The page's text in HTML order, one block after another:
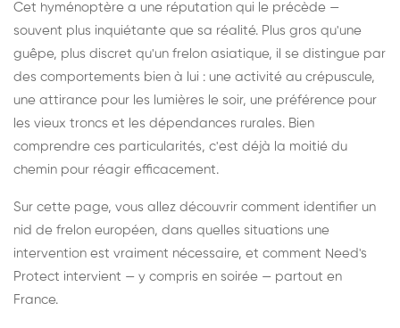
Cet hyménoptère a une réputation qui le précède —
souvent plus inquiétante que sa réalité. Plus gros qu'une
guêpe, plus discret qu'un frelon asiatique, il se distingue par
des comportements bien à lui : une activité au crépuscule,
une attirance pour les lumières le soir, une préférence pour
les vieux troncs et les dépendances rurales. Bien
comprendre ces particularités, c'est déjà la moitié du
chemin pour réagir efficacement.
Sur cette page, vous allez découvrir comment identifier un
nid de frelon européen, dans quelles situations une
intervention est vraiment nécessaire, et comment Need's
Protect intervient — y compris en soirée — partout en
France.